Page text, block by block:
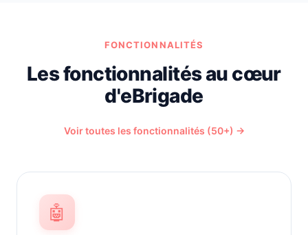
FONCTIONNALITÉS
Les fonctionnalités au cœur
d'eBrigade
Voir toutes les fonctionnalités (50+) →
🤖